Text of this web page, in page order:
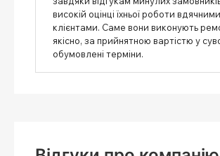
високій оцінці їхньої роботи вдячними
клієнтами. Саме вони виконують
якісно, ​​за прийнятною вартістю у
обумовлені терміни.